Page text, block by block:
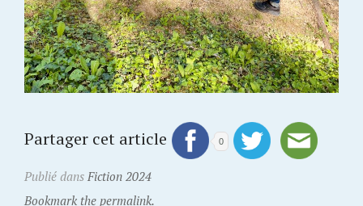
Partager cet article 0
Publié dans Fiction 2024
Bookmark the permalink.